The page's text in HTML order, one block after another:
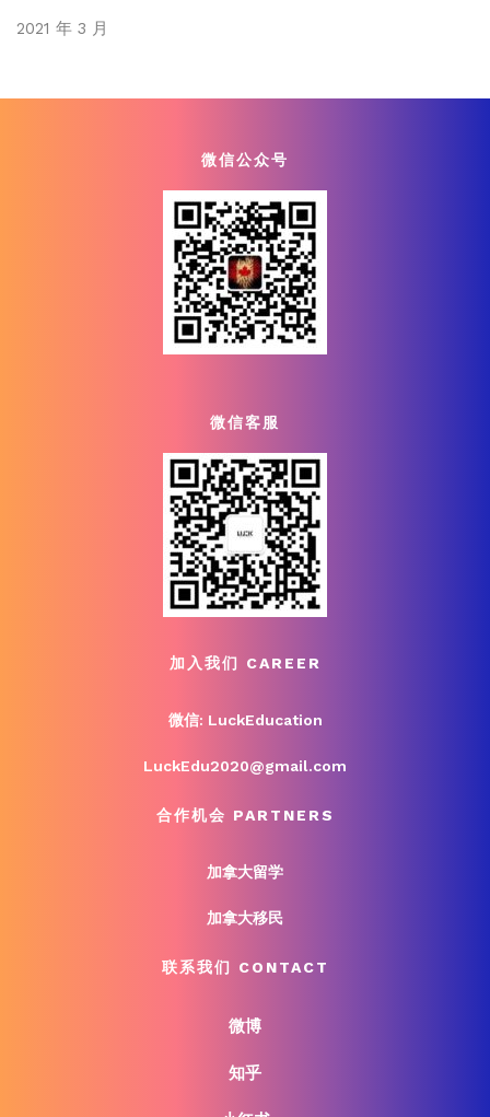
2021 年 3 月
微信公众号
微信客服
加入我们 CAREER
微信: LuckEducation
LuckEdu2020@gmail.com
合作机会 PARTNERS
加拿大留学
加拿大移民
联系我们 CONTACT
微博
知乎